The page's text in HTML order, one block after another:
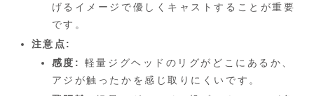
げるイメージで優しくキャストすることが重要
です。
注意点:
感度:
軽量ジグヘッドのリグがどこにあるか、
アジが触ったかを感じ取りにくいです。